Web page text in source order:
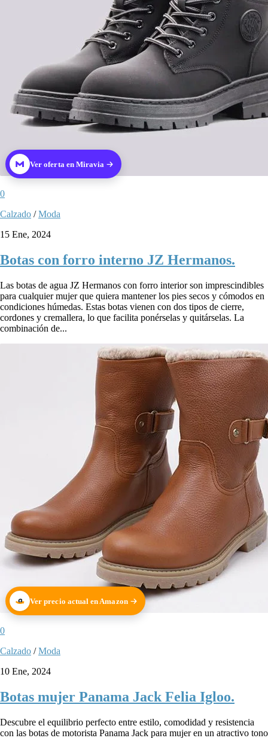
Ver oferta en Miravia
0
Calzado /Moda
15 Ene, 2024
Botas con forro interno JZ Hermanos.
Las botas de agua JZ Hermanos con forro interior son imprescindibles
para cualquier mujer que quiera mantener los pies secos y cómodos en
condiciones húmedas. Estas botas vienen con dos tipos de cierre,
cordones y cremallera, lo que facilita ponérselas y quitárselas. La
combinación de...
Ver precio actual en Amazon
0
Calzado /Moda
10 Ene, 2024
Botas mujer Panama Jack Felia Igloo.
Descubre el equilibrio perfecto entre estilo, comodidad y resistencia
con las botas de motorista Panama Jack para mujer en un atractivo tono